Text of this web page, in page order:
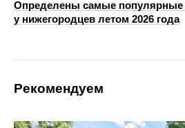
Определены самые популярные
у нижегородцев летом 2026 года
Рекомендуем